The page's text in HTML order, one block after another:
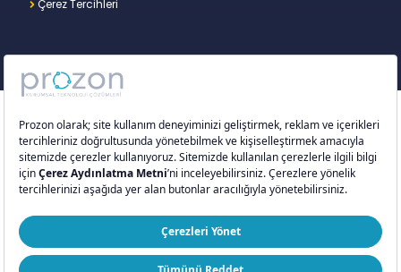
Çerez Tercihleri
Copyright © 2026 – Prozon. Prozon markası ve
Prozon Kurumsal Teknoloji Çözümleri Anonim
Şirketi,Proventus Danışmanlık Limited Şirketi’nin
tescilli markası ve teknoloji şirketidir.